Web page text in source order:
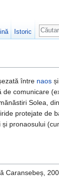
între naos și
de comunicare
Solea,
protejate de
pronaosului
Caransebeș,
Istoric